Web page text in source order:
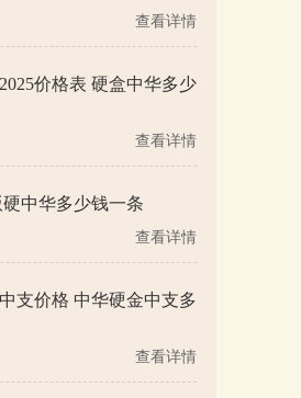
查看详情
价格表 硬盒中华多少
查看详情
中华多少钱一条
查看详情
支价格 中华硬金中支多
查看详情